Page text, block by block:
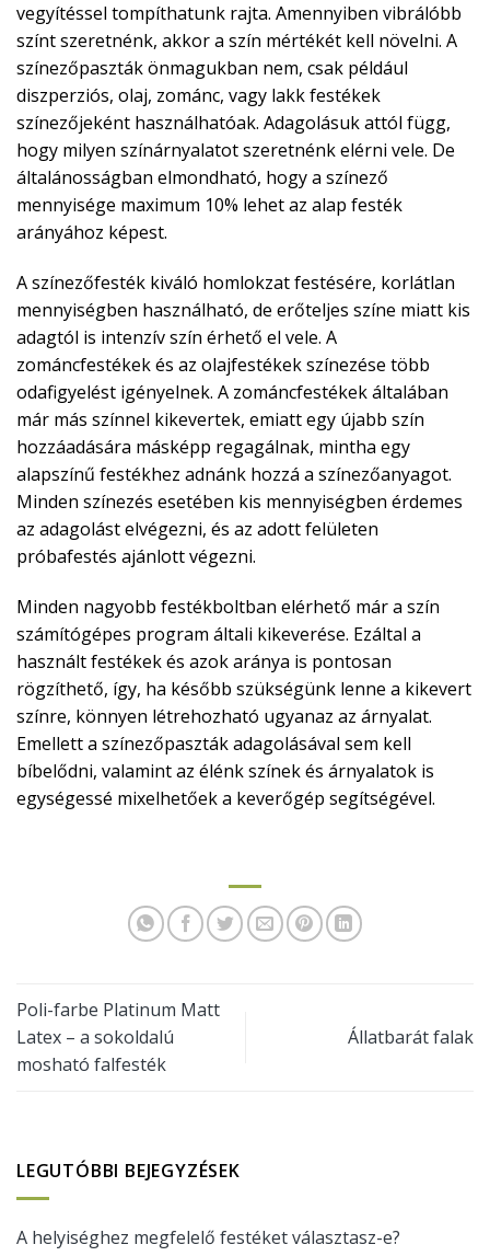
vegyítéssel tompíthatunk rajta. Amennyiben vibrálóbb
színt szeretnénk, akkor a szín mértékét kell növelni. A
színezőpaszták önmagukban nem, csak például
diszperziós, olaj, zománc, vagy lakk festékek
színezőjeként használhatóak. Adagolásuk attól függ,
hogy milyen színárnyalatot szeretnénk elérni vele. De
általánosságban elmondható, hogy a színező
mennyisége maximum 10% lehet az alap festék
arányához képest.
A színezőfesték kiváló homlokzat festésére, korlátlan
mennyiségben használható, de erőteljes színe miatt kis
adagtól is intenzív szín érhető el vele. A
zománcfestékek és az olajfestékek színezése több
odafigyelést igényelnek. A zománcfestékek általában
már más színnel kikevertek, emiatt egy újabb szín
hozzáadására másképp regagálnak, mintha egy
alapszínű festékhez adnánk hozzá a színezőanyagot.
Minden színezés esetében kis mennyiségben érdemes
az adagolást elvégezni, és az adott felületen
próbafestés ajánlott végezni.
Minden nagyobb festékboltban elérhető már a szín
számítógépes program általi kikeverése. Ezáltal a
használt festékek és azok aránya is pontosan
rögzíthető, így, ha később szükségünk lenne a kikevert
színre, könnyen létrehozható ugyanaz az árnyalat.
Emellett a színezőpaszták adagolásával sem kell
bíbelődni, valamint az élénk színek és árnyalatok is
egységessé mixelhetőek a keverőgép segítségével.
Poli-farbe Platinum Matt
Latex – a sokoldalú
mosható falfesték
Állatbarát falak
LEGUTÓBBI BEJEGYZÉSEK
A helyiséghez megfelelő festéket választasz-e?